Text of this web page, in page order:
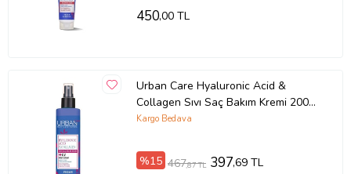
450,00 TL
Urban Care Hyaluronic Acid &
Collagen Sıvı Saç Bakım Kremi 200
ml
Kargo Bedava
%15 467,87 TL 397,69 TL